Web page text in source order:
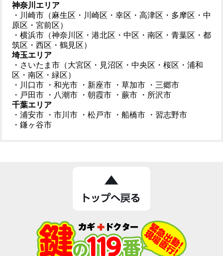
神奈川エリア
・川崎市（麻生区・川崎区・幸区・高津区・多摩区・中
原区・宮前区）
・横浜市（神奈川区・港北区・中区・南区・青葉区・都
筑区・西区・鶴見区）
埼玉エリア
・さいたま市（大宮区・見沼区・中央区・桜区・浦和
区・南区・緑区）
・川口市
・和光市 ・新座市 ・草加市
・三郷市
・戸田市
・八潮市 ・朝霞市 ・蕨市
・所沢市
千葉エリア
・浦安市
・市川市 ・松戸市 ・船橋市
・習志野市
・鎌ヶ谷市